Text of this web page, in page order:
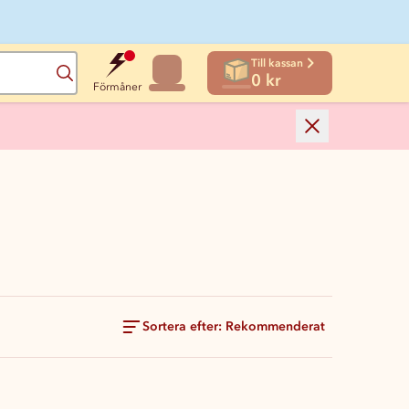
Sök
Förmåner
Till kassan
0 kr
Sortera efter: Rekommenderat